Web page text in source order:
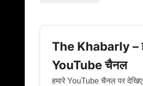
The Khabarly –
YouTube चैनल
हमारे YouTube चैनल पर देखिए